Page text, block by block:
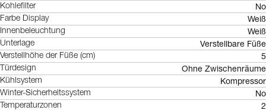
Kohlefilter No
Farbe Display Weiß
Innenbeleuchtung Weiß
Unterlage Verstellbare Füße
Verstellhöhe der Füße (cm) 5
Türdesign Ohne Zwischenräume
Kühlsystem Kompressor
Winter-Sicherheitssystem No
Temperaturzonen 2